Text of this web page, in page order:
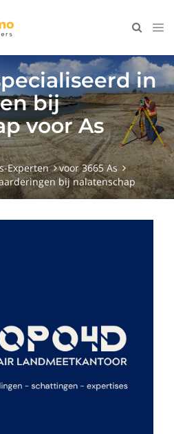
in
bij
voor As
Experten
voor 3665 As
bij nalatenschap